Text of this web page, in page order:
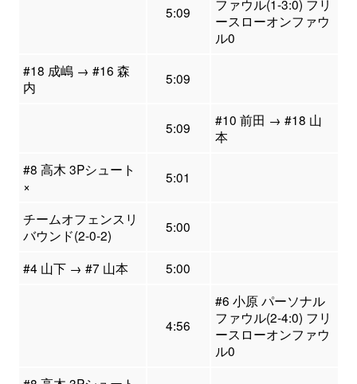
5:09
ファウル(1-3:0) フリ
ースローオンファウ
ル0
#18 成嶋 → #16 森
内
5:09
5:09
#10 前田 → #18 山
本
#8 高木 3Pシュート
×
5:01
チームオフェンスリ
バウンド(2-0-2)
5:00
#4 山下 → #7 山本 5:00
4:56
#6 小原 パーソナル
ファウル(2-4:0) フリ
ースローオンファウ
ル0